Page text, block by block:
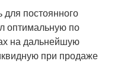
для постоянного
оптимальную по
на дальнейшую
при продаже